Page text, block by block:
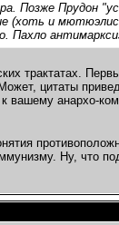
Позже Прудон
(хоть и
Пахло
трактатах.
цитаты
вашему анархо-
Ну, что